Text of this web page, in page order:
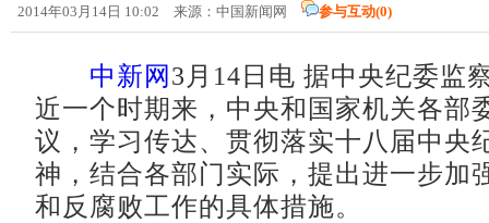
2014年03月14日 10:02 来源： 中国新闻网 参与互动(0)
中新网 3月14日电 据中央纪委监
近一个时期来，中央和国家机关各部
议，学习传达、贯彻落实十八届中央
神，结合各部门实际，提出进一步加
和反腐败工作的具体措施。